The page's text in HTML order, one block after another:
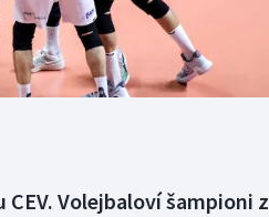
Volejbaloví šampioni z